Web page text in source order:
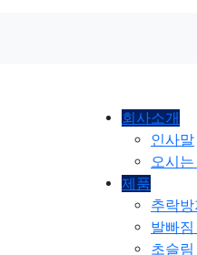
회사소개
인사말
오시는
제품
추락
발빠
초슬